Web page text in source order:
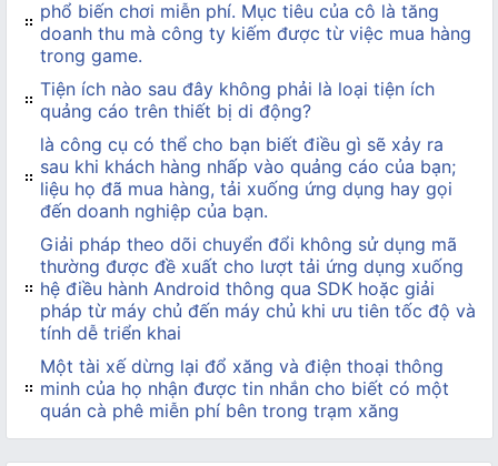
phổ biến chơi miễn phí. Mục tiêu của cô là tăng
doanh thu mà công ty kiếm được từ việc mua hàng
trong game.
Tiện ích nào sau đây không phải là loại tiện ích
quảng cáo trên thiết bị di động?
là công cụ có thể cho bạn biết điều gì sẽ xảy ra
sau khi khách hàng nhấp vào quảng cáo của bạn;
liệu họ đã mua hàng, tải xuống ứng dụng hay gọi
đến doanh nghiệp của bạn.
Giải pháp theo dõi chuyển đổi không sử dụng mã
thường được đề xuất cho lượt tải ứng dụng xuống
hệ điều hành Android thông qua SDK hoặc giải
pháp từ máy chủ đến máy chủ khi ưu tiên tốc độ và
tính dễ triển khai
Một tài xế dừng lại đổ xăng và điện thoại thông
minh của họ nhận được tin nhắn cho biết có một
quán cà phê miễn phí bên trong trạm xăng